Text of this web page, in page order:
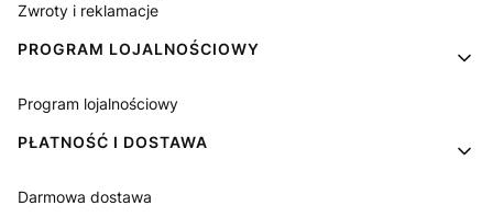
Zwroty i reklamacje
PROGRAM LOJALNOŚCIOWY
Program lojalnościowy
PŁATNOŚĆ I DOSTAWA
Darmowa dostawa